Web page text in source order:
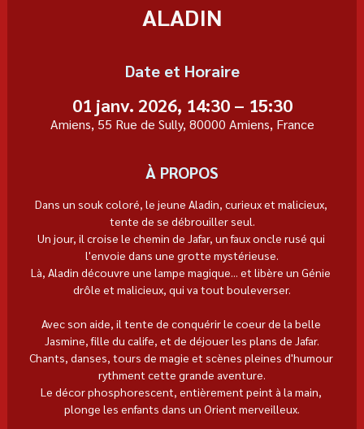
ALADIN
Date et Horaire
01 janv. 2026, 14:30 – 15:30
Amiens, 55 Rue de Sully, 80000 Amiens, France
À PROPOS
Dans un souk coloré, le jeune Aladin, curieux et malicieux,
tente de se débrouiller seul.
Un jour, il croise le chemin de Jafar, un faux oncle rusé qui
l'envoie dans une grotte mystérieuse.
Là, Aladin découvre une lampe magique... et libère un Génie
drôle et malicieux, qui va tout bouleverser.
Avec son aide, il tente de conquérir le coeur de la belle
Jasmine, fille du calife, et de déjouer les plans de Jafar.
Chants, danses, tours de magie et scènes pleines d'humour
rythment cette grande aventure.
Le décor phosphorescent, entièrement peint à la main,
plonge les enfants dans un Orient merveilleux.